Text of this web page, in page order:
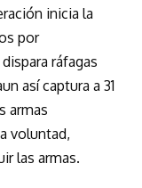
inicia la
por
ráfagas
así captura a 31
armas
voluntad,
las armas.